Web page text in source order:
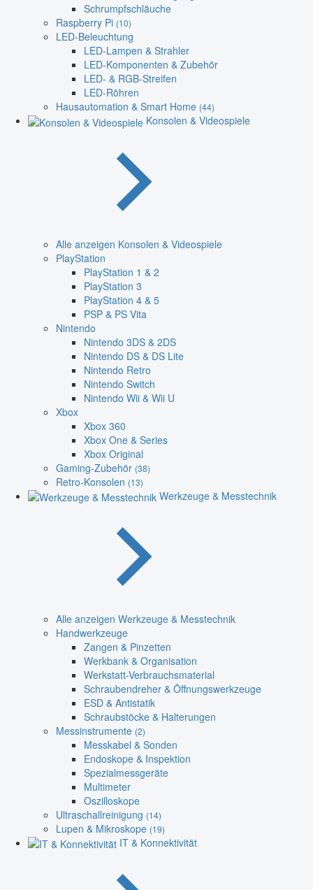
Schrumpfschläuche
Raspberry Pi (10)
LED-Beleuchtung
LED-Lampen & Strahler
LED-Komponenten & Zubehör
LED- & RGB-Streifen
LED-Röhren
Hausautomation & Smart Home (44)
Konsolen & Videospiele
Alle anzeigen Konsolen & Videospiele
PlayStation
PlayStation 1 & 2
PlayStation 3
PlayStation 4 & 5
PSP & PS Vita
Nintendo
Nintendo 3DS & 2DS
Nintendo DS & DS Lite
Nintendo Retro
Nintendo Switch
Nintendo Wii & Wii U
Xbox
Xbox 360
Xbox One & Series
Xbox Original
Gaming-Zubehör (38)
Retro-Konsolen (13)
Werkzeuge & Messtechnik
Alle anzeigen Werkzeuge & Messtechnik
Handwerkzeuge
Zangen & Pinzetten
Werkbank & Organisation
Werkstatt-Verbrauchsmaterial
Schraubendreher & Öffnungswerkzeuge
ESD & Antistatik
Schraubstöcke & Halterungen
Messinstrumente (2)
Messkabel & Sonden
Endoskope & Inspektion
Spezialmessgeräte
Multimeter
Oszilloskope
Ultraschallreinigung (14)
Lupen & Mikroskope (19)
IT & Konnektivität